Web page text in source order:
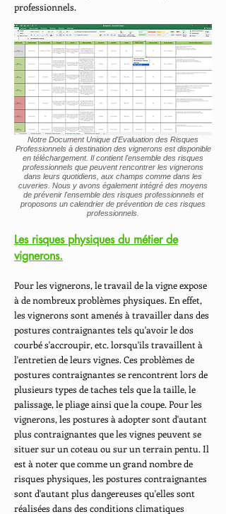
professionnels.
Notre Document Unique d'Evaluation des Risques
Professionnels à destination des vignerons est disponible
en téléchargement. Il contient l'ensemble des risques
professionnels que peuvent rencontrer les vignerons
dans leurs quotidiens, aux champs comme dans les
cuveries. Nous y avons également intégré des moyens
de prévenir l'ensemble des risques professionnels et
proposons un calendrier de prévention de ces risques
professionnels.
Les risques physiques du métier de
vignerons.
Pour les vignerons, le travail de la vigne expose
à de nombreux problèmes physiques. En effet,
les vignerons sont amenés à travailler dans des
postures contraignantes tels qu'avoir le dos
courbé s'accroupir, etc. lorsqu'ils travaillent à
l'entretien de leurs vignes. Ces problèmes de
postures contraignantes se rencontrent lors de
plusieurs types de taches tels que la taille, le
palissage, le pliage ainsi que la coupe. Pour les
vignerons, les postures à adopter sont d'autant
plus contraignantes que les vignes peuvent se
situer sur un coteau ou sur un terrain pentu. Il
est à noter que comme un grand nombre de
risques physiques, les postures contraignantes
sont d'autant plus dangereuses qu'elles sont
réalisées dans des conditions climatiques